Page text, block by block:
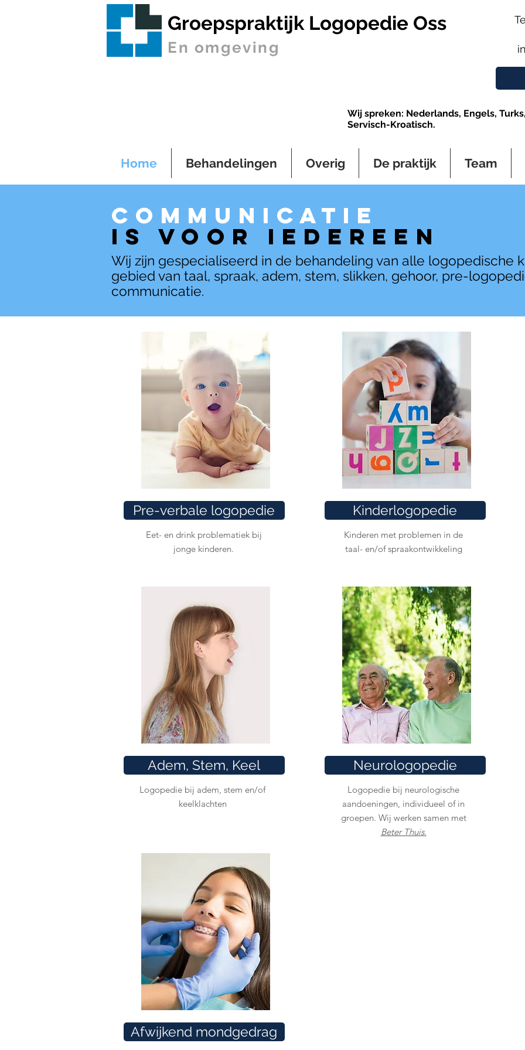
Groepspraktijk Logopedie Oss
En omgeving
Wij spreken: Nederlands, Engels,
Servisch-Kroatisch.
Home Behandelingen Overig De praktijk Team
Corona en veiligheid.
Communicatie
is voor iedereen
Wij zijn gespecialiseerd in de behandeling van alle logopedische
gebied van taal, spraak, adem, stem, slikken, gehoor, pre-
communicatie.
Pre-verbale logopedie
Eet- en drink problematiek bij
jonge kinderen.
Adem, Stem, Keel
Logopedie bij adem, stem en/of
keelklachten
Kinderlogopedie
Kinderen met problemen in de
taal- en/of spraakontwikkeling
Neurologopedie
Logopedie bij neurologische
aandoeningen, individueel of in
groepen. Wij werken samen met
Beter Thuis.
Afwijkend mondgedrag